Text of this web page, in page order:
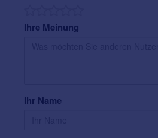
vielen modischen, edlen und
Ihre Meinung
Ihr Name